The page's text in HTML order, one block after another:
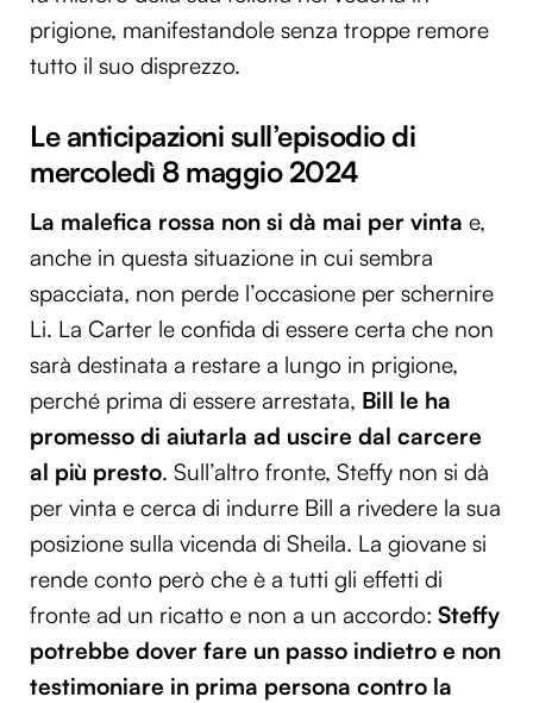
prigione, manifestandole senza troppe remore
tutto il suo disprezzo.
Le anticipazioni sull’episodio di
mercoledì 8 maggio 2024
La malefica rossa non si dà mai per vinta e,
anche in questa situazione in cui sembra
spacciata, non perde l’occasione per schernire
Li. La Carter le confida di essere certa che non
sarà destinata a restare a lungo in prigione,
perché prima di essere arrestata, Bill le ha
promesso di aiutarla ad uscire dal carcere
al più presto. Sull’altro fronte, Steffy non si dà
per vinta e cerca di indurre Bill a rivedere la sua
posizione sulla vicenda di Sheila. La giovane si
rende conto però che è a tutti gli effetti di
fronte ad un ricatto e non a un accordo: Steffy
potrebbe dover fare un passo indietro e non
testimoniare in prima persona contro la